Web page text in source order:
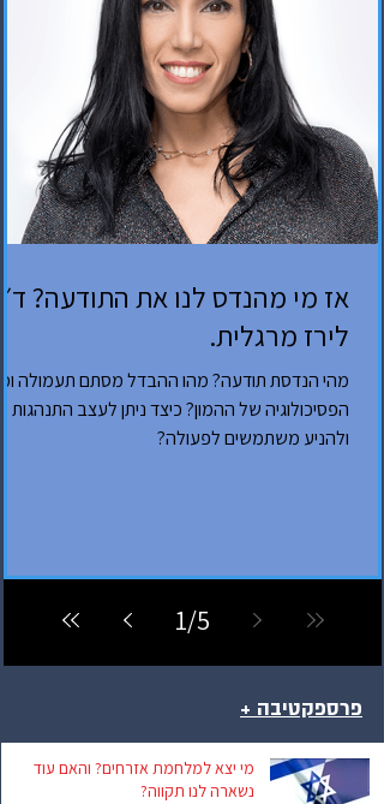
אז מי מהנדס לנו את התודעה?
לירז מרגלית.
מהי הנדסת תודעה? מהו ההבדל מסתם תעמולה
הפסיכולוגיה של ההמון? כיצד ניתן לעצב התנהגות
ולהניע משתמשים לפעולה?
1/5
+ פרספקטיבה
מי יצא למלחמת אזרחים? והאם עוד
נשארה לנו תקווה?